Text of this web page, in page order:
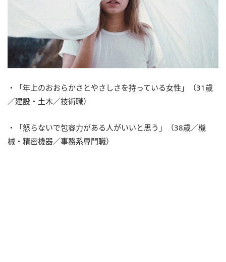
・「年上のおおらかさとやさしさを持っている女性」（31歳
／建設・土木／技術職）
・「怒らないで包容力がある人がいいと思う」（38歳／機
械・精密機器／事務系専門職）